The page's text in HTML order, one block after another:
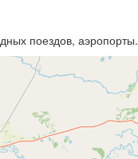
поездов, аэропорты.